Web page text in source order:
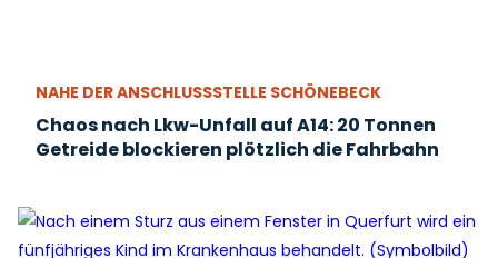
NAHE DER ANSCHLUSSSTELLE SCHÖNEBECK
Chaos nach Lkw-Unfall auf A14: 20 Tonnen
Getreide blockieren plötzlich die Fahrbahn